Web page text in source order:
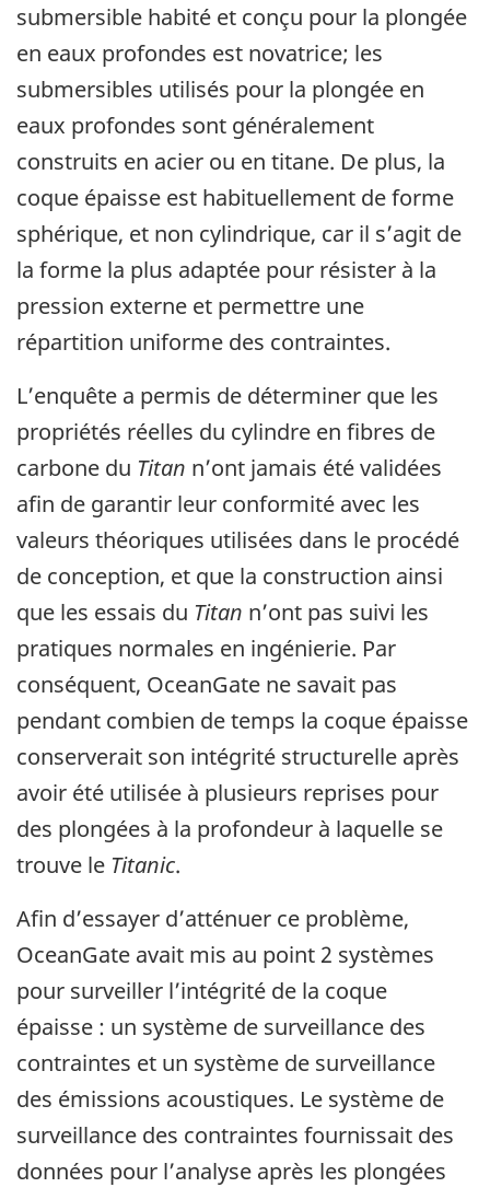
submersible habité et conçu pour la plongée
en eaux profondes est novatrice; les
submersibles utilisés pour la plongée en
eaux profondes sont généralement
construits en acier ou en titane. De plus, la
coque épaisse est habituellement de forme
sphérique, et non cylindrique, car il s’agit de
la forme la plus adaptée pour résister à la
pression externe et permettre une
répartition uniforme des contraintes.
L’enquête a permis de déterminer que les
propriétés réelles du cylindre en fibres de
carbone du Titan n’ont jamais été validées
afin de garantir leur conformité avec les
valeurs théoriques utilisées dans le procédé
de conception, et que la construction ainsi
que les essais du Titan n’ont pas suivi les
pratiques normales en ingénierie. Par
conséquent, OceanGate ne savait pas
pendant combien de temps la coque épaisse
conserverait son intégrité structurelle après
avoir été utilisée à plusieurs reprises pour
des plongées à la profondeur à laquelle se
trouve le Titanic.
Afin d’essayer d’atténuer ce problème,
OceanGate avait mis au point 2 systèmes
pour surveiller l’intégrité de la coque
épaisse : un système de surveillance des
contraintes et un système de surveillance
des émissions acoustiques. Le système de
surveillance des contraintes fournissait des
données pour l’analyse après les plongées